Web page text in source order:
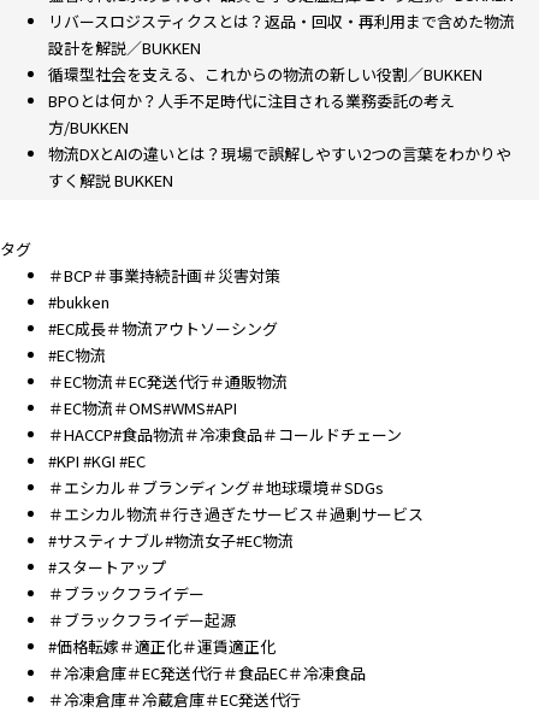
リバースロジスティクスとは？返品・回収・再利用まで含めた物流
設計を解説／BUKKEN
循環型社会を支える、これからの物流の新しい役割／BUKKEN
BPOとは何か？人手不足時代に注目される業務委託の考え
方/BUKKEN
物流DXとAIの違いとは？現場で誤解しやすい2つの言葉をわかりや
すく解説 BUKKEN
タグ
＃BCP＃事業持続計画＃災害対策
#bukken
#EC成長＃物流アウトソーシング
#EC物流
＃EC物流＃EC発送代行＃通販物流
＃EC物流＃OMS#WMS#API
＃HACCP#食品物流＃冷凍食品＃コールドチェーン
#KPI #KGI #EC
＃エシカル＃ブランディング＃地球環境＃SDGs
＃エシカル物流＃行き過ぎたサービス＃過剰サービス
#サスティナブル#物流女子#EC物流
#スタートアップ
＃ブラックフライデー
＃ブラックフライデー起源
#価格転嫁＃適正化＃運賃適正化
＃冷凍倉庫＃EC発送代行＃食品EC＃冷凍食品
＃冷凍倉庫＃冷蔵倉庫＃EC発送代行